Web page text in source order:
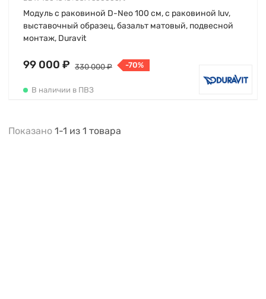
Модуль с раковиной D-Neo 100 см, с раковиной luv,
выставочный образец, базальт матовый, подвесной
монтаж, Duravit
99 000 ₽ 330 000 ₽ -70%
В наличии в ПВЗ
Показано 1-1 из 1 товара